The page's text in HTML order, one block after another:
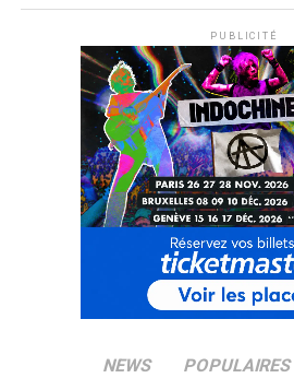
PUBLICITÉ
NEWS POPULAIRES